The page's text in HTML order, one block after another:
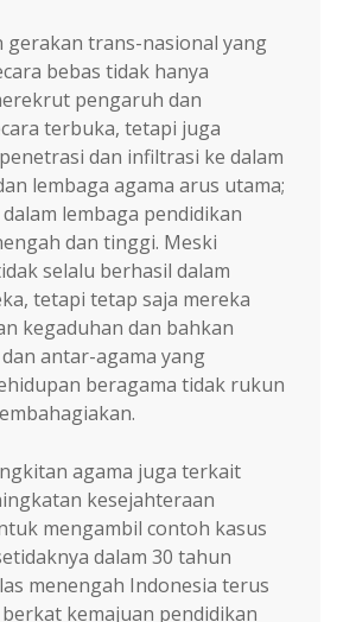
gerakan trans-nasional yang
bebas tidak hanya
pengaruh dan
terbuka, tetapi juga
dan infiltrasi ke dalam
lembaga agama arus utama;
lembaga pendidikan
dan tinggi. Meski
selalu berhasil dalam
tetapi tetap saja mereka
kegaduhan dan bahkan
antar-agama yang
beragama tidak rukun
agama juga terkait
kesejahteraan
mengambil contoh kasus
dalam 30 tahun
menengah Indonesia terus
kemajuan pendidikan